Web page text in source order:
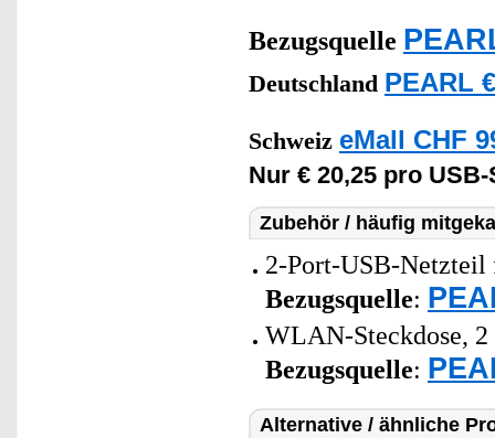
Bezugsquelle
Deutschland PEARL
Schweiz eMall CHF
Nur € 20,25 pro
Zubehör / häufig
2-Port-USB-Netzteil
Bezugsquelle:
WLAN-Steckdose,
Bezugsquelle:
Alternative / ähnliche